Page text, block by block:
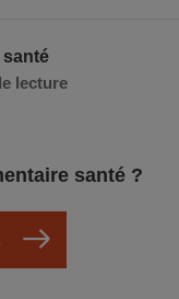
santé
lecture
santé ?